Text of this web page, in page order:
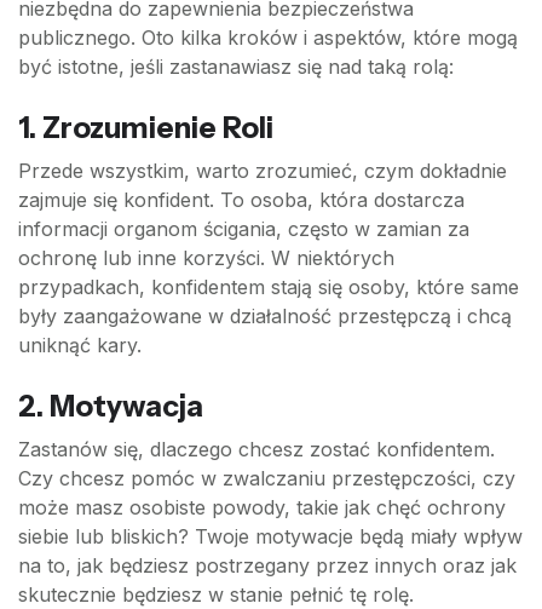
niezbędna do zapewnienia bezpieczeństwa
publicznego. Oto kilka kroków i aspektów, które mogą
być istotne, jeśli zastanawiasz się nad taką rolą:
1. Zrozumienie Roli
Przede wszystkim, warto zrozumieć, czym dokładnie
zajmuje się konfident. To osoba, która dostarcza
informacji organom ścigania, często w zamian za
ochronę lub inne korzyści. W niektórych
przypadkach, konfidentem stają się osoby, które same
były zaangażowane w działalność przestępczą i chcą
uniknąć kary.
2. Motywacja
Zastanów się, dlaczego chcesz zostać konfidentem.
Czy chcesz pomóc w zwalczaniu przestępczości, czy
może masz osobiste powody, takie jak chęć ochrony
siebie lub bliskich? Twoje motywacje będą miały wpływ
na to, jak będziesz postrzegany przez innych oraz jak
skutecznie będziesz w stanie pełnić tę rolę.